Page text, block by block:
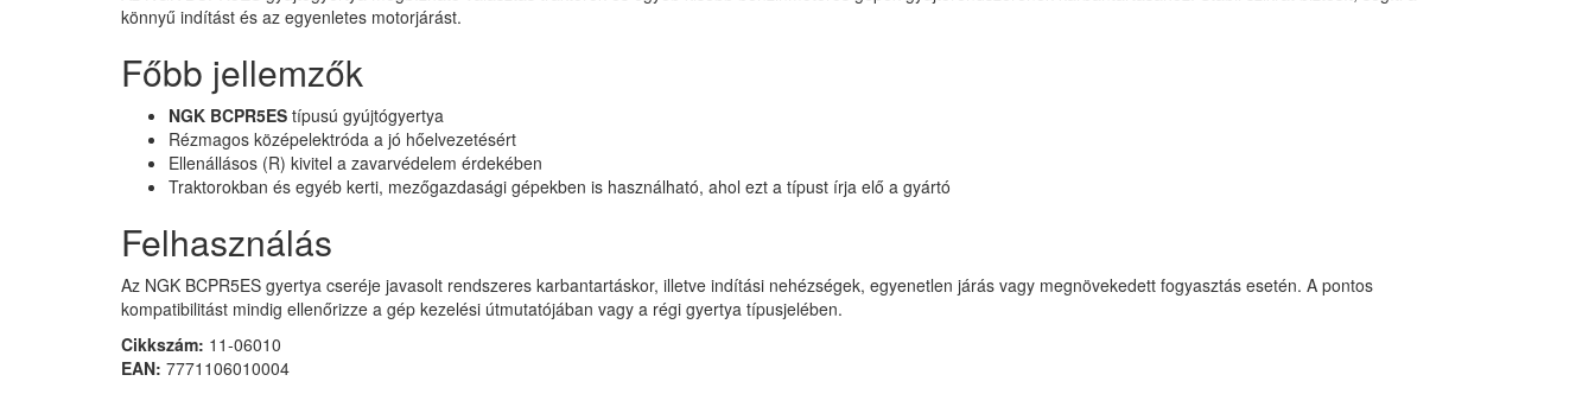
könnyű indítást és az egyenletes motorjárást.
Főbb jellemzők
NGK BCPR5ES típusú gyújtógyertya
Rézmagos középelektróda a jó hőelvezetésért
Ellenállásos (R) kivitel a zavarvédelem érdekében
Traktorokban és egyéb kerti, mezőgazdasági gépekben is használható, ahol ezt a típust írja elő a gyártó
Felhasználás
Az NGK BCPR5ES gyertya cseréje javasolt rendszeres karbantartáskor, illetve indítási nehézségek, egyenetlen járás vagy megnövekedett fogyasztás esetén. A pontos
kompatibilitást mindig ellenőrizze a gép kezelési útmutatójában vagy a régi gyertya típusjelében.
Cikkszám: 11-06010
EAN: 7771106010004